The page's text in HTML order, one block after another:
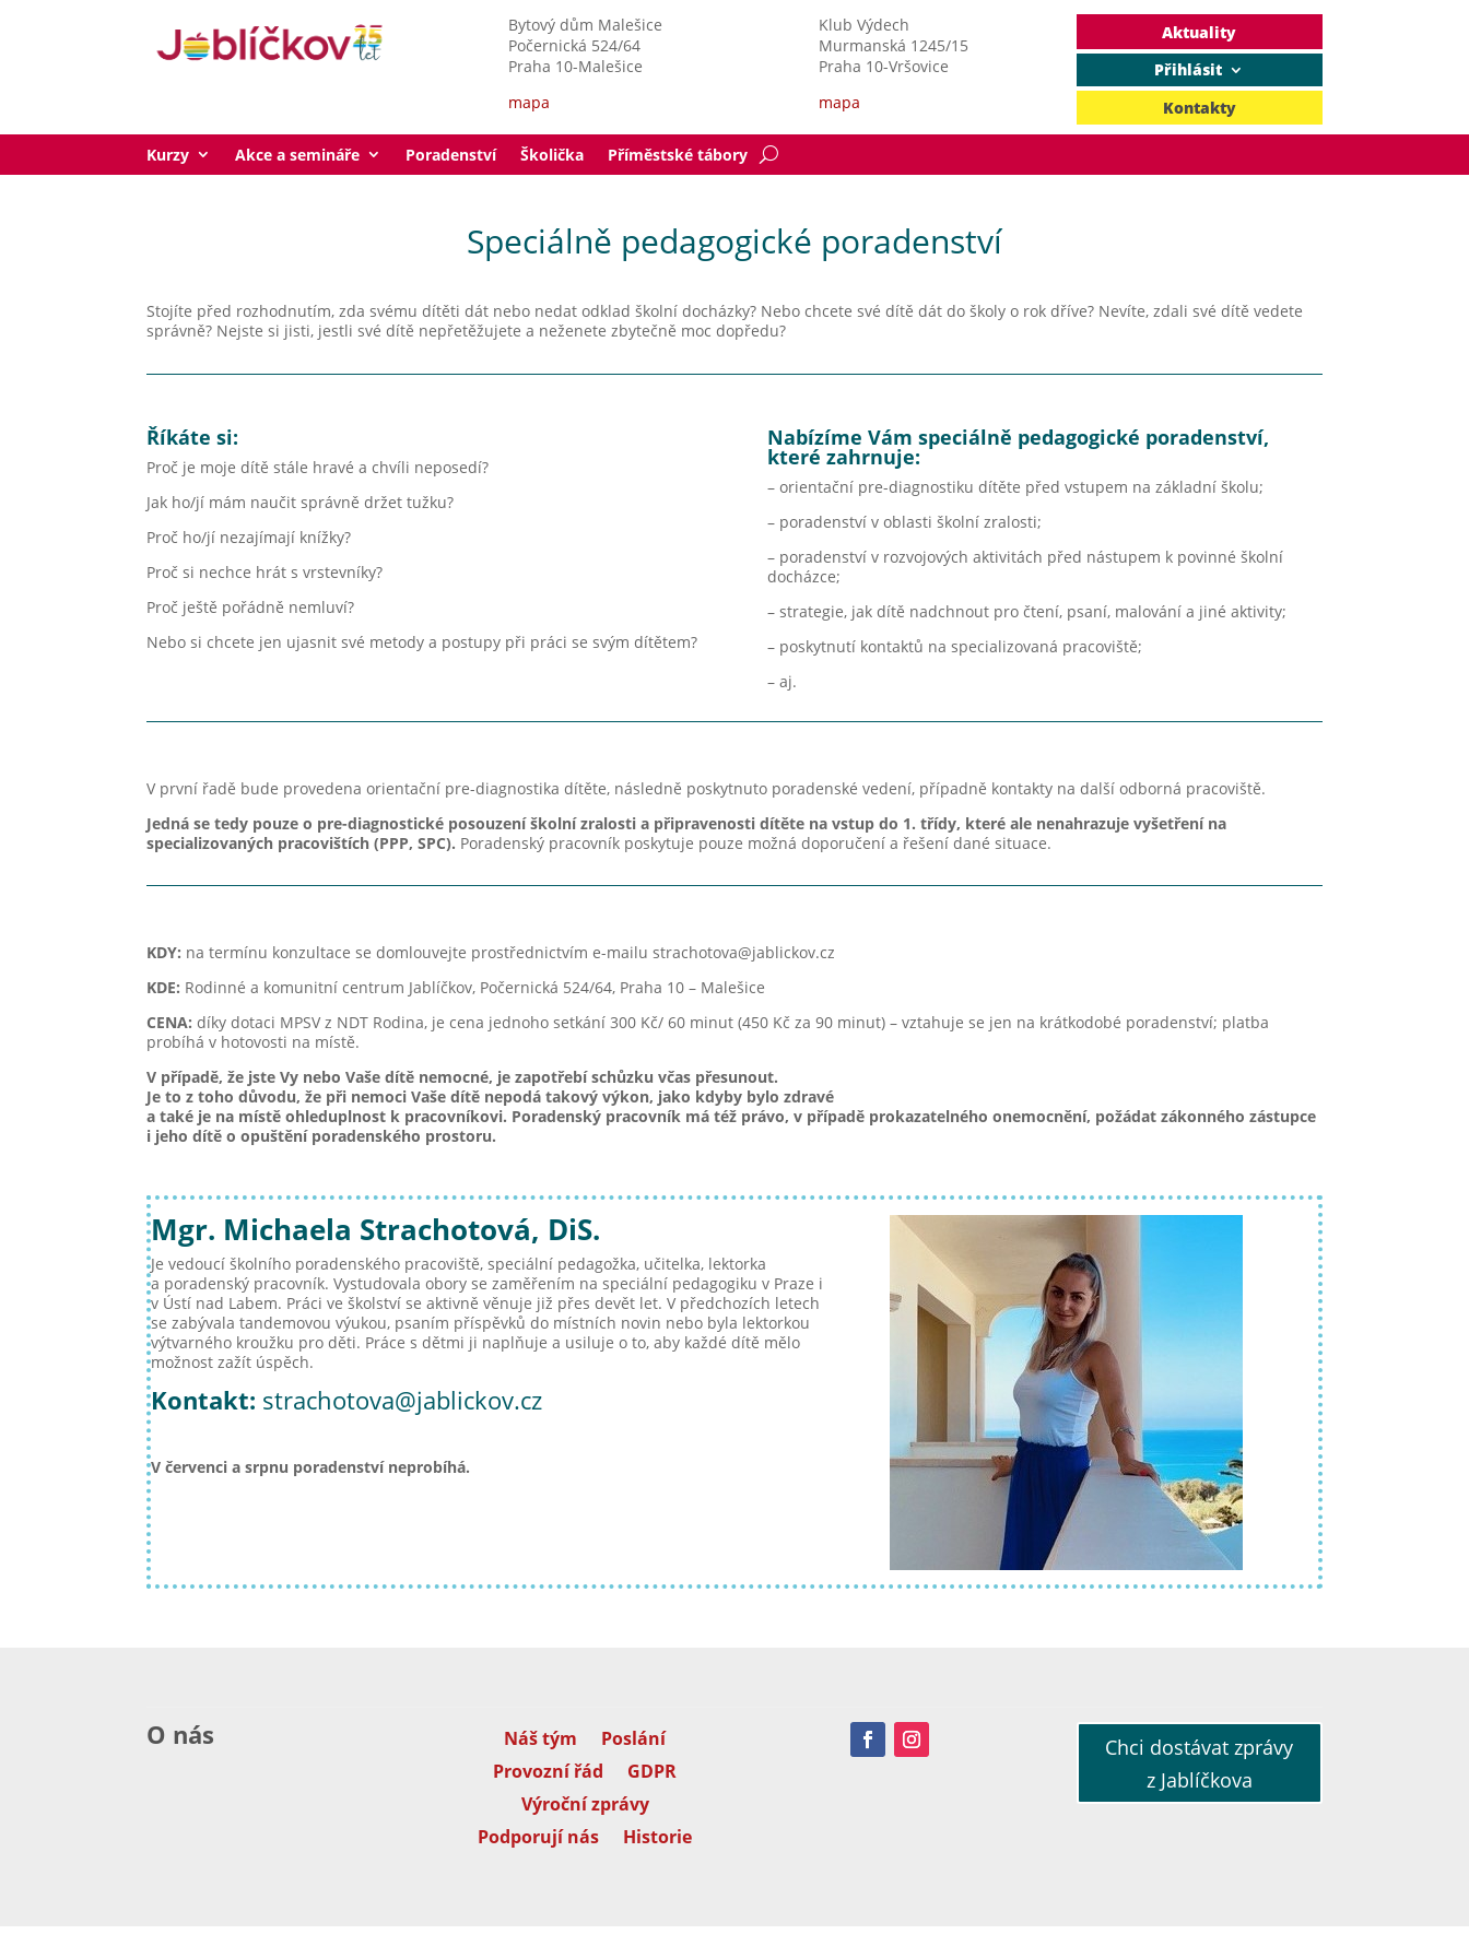
Bytový dům Malešice
Počernická 524/64
Praha 10-Malešice
mapa
Klub Výdech
Murmanská 1245/15
Praha 10-Vršovice
mapa
Aktuality
Přihlásit
Kontakty
Kurzy Akce a semináře Poradenství Školička Příměstské tábory
Speciálně pedagogické poradenství
Stojíte před rozhodnutím, zda svému dítěti dát nebo nedat odklad školní docházky? Nebo chcete své dítě dát do školy o rok dříve? Nevíte, zdali své dítě vedete
správně? Nejste si jisti, jestli své dítě nepřetěžujete a neženete zbytečně moc dopředu?
Říkáte si:
Proč je moje dítě stále hravé a chvíli neposedí?
Jak ho/jí mám naučit správně držet tužku?
Proč ho/jí nezajímají knížky?
Proč si nechce hrát s vrstevníky?
Proč ještě pořádně nemluví?
Nebo si chcete jen ujasnit své metody a postupy při práci se svým dítětem?
Nabízíme Vám speciálně pedagogické poradenství,
které zahrnuje:
– orientační pre-diagnostiku dítěte před vstupem na základní školu;
– poradenství v oblasti školní zralosti;
– poradenství v rozvojových aktivitách před nástupem k povinné školní
docházce;
– strategie, jak dítě nadchnout pro čtení, psaní, malování a jiné aktivity;
– poskytnutí kontaktů na specializovaná pracoviště;
– aj.
V první řadě bude provedena orientační pre-diagnostika dítěte, následně poskytnuto poradenské vedení, případně kontakty na další odborná pracoviště.
Jedná se tedy pouze o pre-diagnostické posouzení školní zralosti a připravenosti dítěte na vstup do 1. třídy, které ale nenahrazuje vyšetření na
specializovaných pracovištích (PPP, SPC). Poradenský pracovník poskytuje pouze možná doporučení a řešení dané situace.
KDY: na termínu konzultace se domlouvejte prostřednictvím e-mailu strachotova@jablickov.cz
KDE: Rodinné a komunitní centrum Jablíčkov, Počernická 524/64, Praha 10 – Malešice
CENA:díky dotaci MPSV z NDT Rodina, je cena jednoho setkání 300 Kč/ 60 minut (450 Kč za 90 minut) – vztahuje se jen na krátkodobé poradenství; platba
probíhá v hotovosti na místě.
V případě, že jste Vy nebo Vaše dítě nemocné, je zapotřebí schůzku včas přesunout.
Je to z toho důvodu, že při nemoci Vaše dítě nepodá takový výkon, jako kdyby bylo zdravé
a také je na místě ohleduplnost k pracovníkovi. Poradenský pracovník má též právo, v případě prokazatelného onemocnění, požádat zákonného zástupce
i jeho dítě o opuštění poradenského prostoru.
Mgr. Michaela Strachotová, DiS.
Je vedoucí školního poradenského pracoviště, speciální pedagožka, učitelka, lektorka
a poradenský pracovník. Vystudovala obory se zaměřením na speciální pedagogiku v Praze i
v Ústí nad Labem. Práci ve školství se aktivně věnuje již přes devět let. V předchozích letech
se zabývala tandemovou výukou, psaním příspěvků do místních novin nebo byla lektorkou
výtvarného kroužku pro děti. Práce s dětmi ji naplňuje a usiluje o to, aby každé dítě mělo
možnost zažít úspěch.
Kontakt: strachotova@jablickov.cz
V červenci a srpnu poradenství neprobíhá.
O nás Náš tým
Poslání
Provozní řád
GDPR
Výroční zprávy
Podporují nás
Historie
Chci dostávat zprávy
z Jablíčkova